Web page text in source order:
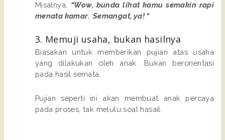
Misalnya, “Wow, bunda lihat kamu semakin rapi
menata kamar. Semangat, ya! “
3. Memuji usaha, bukan hasilnya
Biasakan untuk memberikan pujian atas usaha
yang dilakukan oleh anak. Bukan berorientasi
pada hasil semata.
Pujian seperti ini akan membuat anak percaya
pada proses, tak melulu soal hasail.